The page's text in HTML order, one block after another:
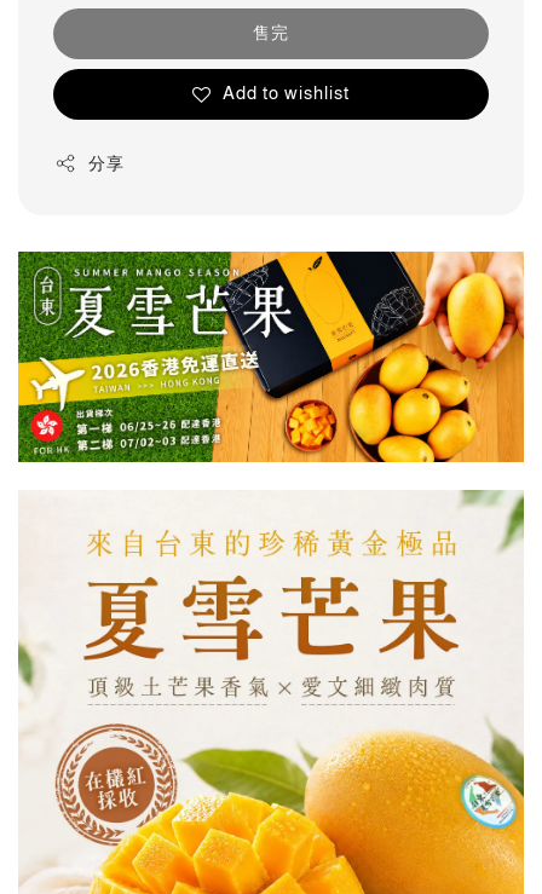
售完
Add to wishlist
分享